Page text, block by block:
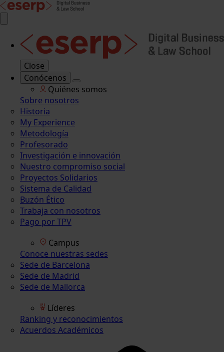
Close
Conócenos
Quiénes somos
Sobre nosotros
Historia
My Experience
Metodología
Profesorado
Investigación e innovación
Nuestro compromiso social
Proyectos Solidarios
Sistema de Calidad
Buzón Ético
Trabaja con nosotros
Pago por TPV
Campus
Conoce nuestras sedes
Sede de Barcelona
Sede de Madrid
Sede de Mallorca
Líderes
Ranking y reconocimientos
Acuerdos Académicos